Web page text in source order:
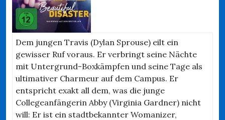
Dem jungen Travis (Dylan Sprouse) eilt ein
gewisser Ruf voraus. Er verbringt seine Nächte
mit Untergrund-Boxkämpfen und seine Tage als
ultimativer Charmeur auf dem Campus. Er
entspricht exakt all dem, was die junge
Collegeanfängerin Abby (Virginia Gardner) nicht
will: Er ist ein stadtbekannter Womanizer,